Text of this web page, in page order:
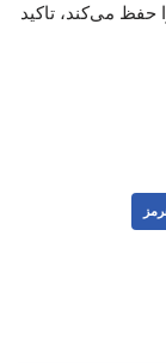
حفظ می‌کند، تاکید